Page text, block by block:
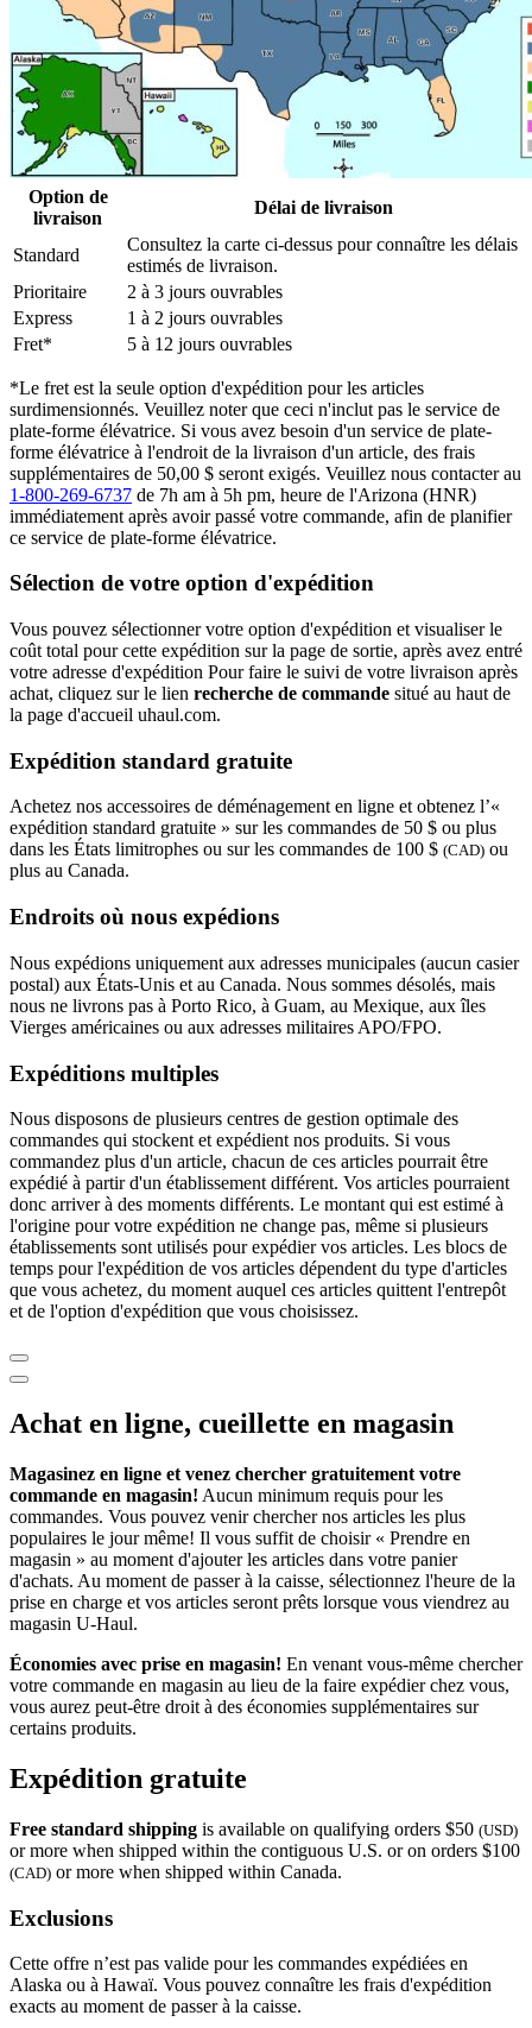
Option de
livraison
Délai de livraison
Standard
Consultez la carte ci-dessus pour connaître les délais
estimés de livraison.
Prioritaire
2 à 3 jours ouvrables
Express
1 à 2 jours ouvrables
Fret*
5 à 12 jours ouvrables
*Le fret est la seule option d'expédition pour les articles
surdimensionnés. Veuillez noter que ceci n'inclut pas le service de
plate-forme élévatrice. Si vous avez besoin d'un service de plate-
forme élévatrice à l'endroit de la livraison d'un article, des frais
supplémentaires de 50,00 $ seront exigés. Veuillez nous contacter au
1-800-269-6737 de 7h am à 5h pm, heure de l'Arizona (HNR)
immédiatement après avoir passé votre commande, afin de planifier
ce service de plate-forme élévatrice.
Sélection de votre option d'expédition
Vous pouvez sélectionner votre option d'expédition et visualiser le
coût total pour cette expédition sur la page de sortie, après avez entré
votre adresse d'expédition Pour faire le suivi de votre livraison après
achat, cliquez sur le lien recherche de commande situé au haut de
la page d'accueil uhaul.com.
Expédition standard gratuite
Achetez nos accessoires de déménagement en ligne et obtenez l’«
expédition standard gratuite » sur les commandes de 50 $ ou plus
dans les États limitrophes ou sur les commandes de 100 $ (CAD) ou
plus au Canada.
Endroits où nous expédions
Nous expédions uniquement aux adresses municipales (aucun casier
postal) aux États-Unis et au Canada. Nous sommes désolés, mais
nous ne livrons pas à Porto Rico, à Guam, au Mexique, aux îles
Vierges américaines ou aux adresses militaires APO/FPO.
Expéditions multiples
Nous disposons de plusieurs centres de gestion optimale des
commandes qui stockent et expédient nos produits. Si vous
commandez plus d'un article, chacun de ces articles pourrait être
expédié à partir d'un établissement différent. Vos articles pourraient
donc arriver à des moments différents. Le montant qui est estimé à
l'origine pour votre expédition ne change pas, même si plusieurs
établissements sont utilisés pour expédier vos articles. Les blocs de
temps pour l'expédition de vos articles dépendent du type d'articles
que vous achetez, du moment auquel ces articles quittent l'entrepôt
et de l'option d'expédition que vous choisissez.
Achat en ligne, cueillette en magasin
Magasinez en ligne et venez chercher gratuitement votre
commande en magasin! Aucun minimum requis pour les
commandes. Vous pouvez venir chercher nos articles les plus
populaires le jour même! Il vous suffit de choisir « Prendre en
magasin » au moment d'ajouter les articles dans votre panier
d'achats. Au moment de passer à la caisse, sélectionnez l'heure de la
prise en charge et vos articles seront prêts lorsque vous viendrez au
magasin U-Haul.
Économies avec prise en magasin! En venant vous-même chercher
votre commande en magasin au lieu de la faire expédier chez vous,
vous aurez peut-être droit à des économies supplémentaires sur
certains produits.
Expédition gratuite
Free standard shipping is available on qualifying orders $50 (USD)
or more when shipped within the contiguous U.S. or on orders $100
(CAD) or more when shipped within Canada.
Exclusions
Cette offre n’est pas valide pour les commandes expédiées en
Alaska ou à Hawaï. Vous pouvez connaître les frais d'expédition
exacts au moment de passer à la caisse.